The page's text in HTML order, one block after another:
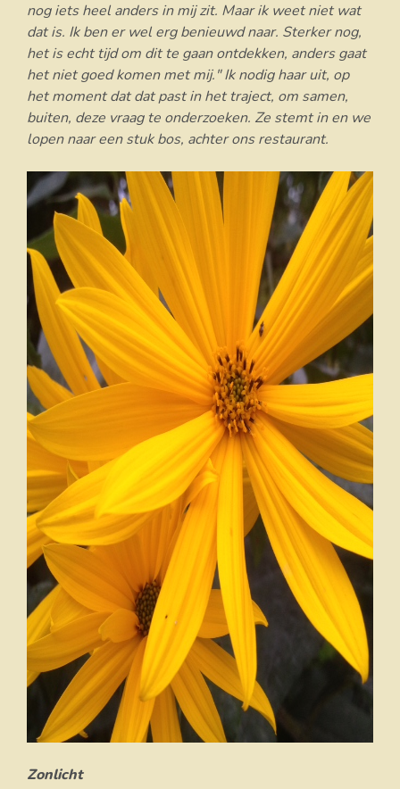
nog iets heel anders in mij zit. Maar ik weet niet wat
dat is. Ik ben er wel erg benieuwd naar. Sterker nog,
het is echt tijd om dit te gaan ontdekken, anders gaat
het niet goed komen met mij." Ik nodig haar uit, op
het moment dat dat past in het traject, om samen,
buiten, deze vraag te onderzoeken. Ze stemt in en we
lopen naar een stuk bos, achter ons restaurant.
Zonlicht